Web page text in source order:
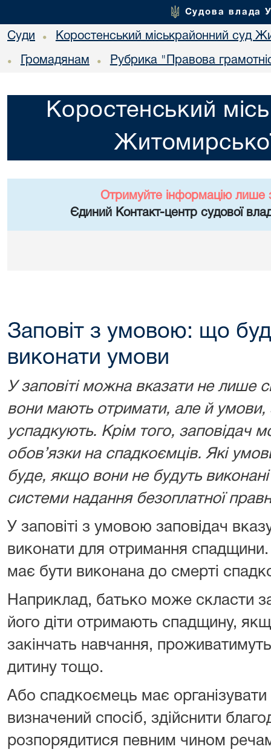
Судова влада
Суди • Коростенський міськрайонний суд
• Громадянам • Рубрика "Правова
Коростенський
Отримуйте інформацію лише
Єдиний Контакт-центр судової
Заповіт з умовою: що
виконати умови
У заповіті можна вказати не лише
вони мають отримати, але й умови,
успадкують. Крім того, заповідач
обов’язки на спадкоємців. Які
буде, якщо вони не будуть
системи надання безоплатної
У заповіті з умовою заповідач
виконати для отримання
має бути виконана до смерті
Наприклад, батько може скласти
його діти отримають спадщину,
закінчать навчання,
дитину тощо.
Або спадкоємець має організувати
визначений спосіб, здійснити
розпорядитися певним чином